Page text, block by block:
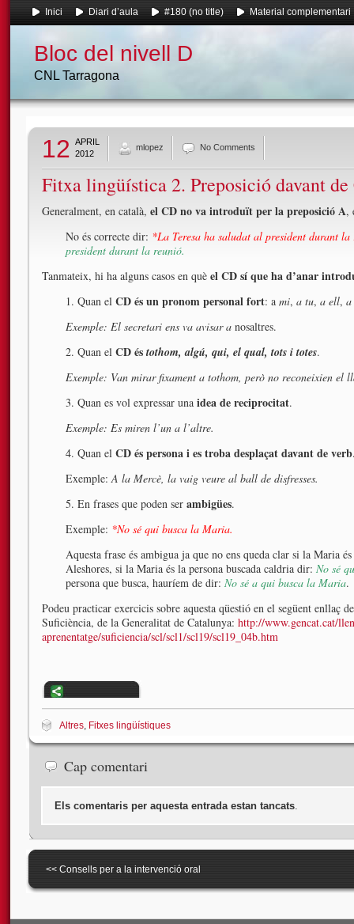
Inici Diari d’aula #180 (no title) Material complementari
Bloc del nivell D
CNL Tarragona
12 APRIL
2012
mlopez No Comments
Fitxa lingüística 2. Preposició davant
Generalment, en català, el CD no va introduït per la preposició A,
No és correcte dir: *La Teresa ha saludat al president durant la
president durant la reunió.
Tanmateix, hi ha alguns casos en què el CD sí que ha d’anar
1. Quan el CD és un pronom personal fort: a mi, a tu, a ell, a
Exemple: El secretari ens va avisar a nosaltres.
2. Quan el CD és tothom, algú, qui, el qual, tots i totes.
Exemple: Van mirar fixament a tothom, però no reconeixien el
3. Quan es vol expressar una idea de reciprocitat.
Exemple: Es miren l’un a l’altre.
4. Quan el CD és persona i es troba desplaçat davant de verb
Exemple:A la Mercè, la vaig veure al ball de disfresses.
5. En frases que poden ser ambigües.
Exemple: *No sé qui busca la Maria.
Aquesta frase és ambigua ja que no ens queda clar si la Maria
Aleshores, si la Maria és la persona buscada caldria dir: No sé
persona que busca, hauríem de dir: No sé a qui busca la Maria.
Podeu practicar exercicis sobre aquesta qüestió en el següent enllaç
Suficiència, de la Generalitat de Catalunya: http://www.gencat.cat/
aprenentatge/suficiencia/scl/scl1/scl19/scl19_04b.htm
Altres, Fitxes lingüístiques
Cap comentari
Els comentaris per aquesta entrada estan tancats
<< Consells per a la intervenció oral